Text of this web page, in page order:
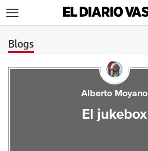
Blogs
Alberto Moyano
El jukebox